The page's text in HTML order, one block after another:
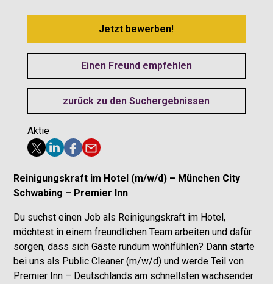
Reinigungskraft im Hotel (m/w/d) – München City
Schwabing – Premier Inn
Du suchst einen Job als Reinigungskraft im Hotel,
möchtest in einem freundlichen Team arbeiten und dafür
sorgen, dass sich Gäste rundum wohlfühlen? Dann starte
bei uns als Public Cleaner (m/w/d) und werde Teil von
Premier Inn – Deutschlands am schnellsten wachsender
Jetzt bewerben!
Einen Freund empfehlen
zurück zu den Suchergebnissen
Aktie